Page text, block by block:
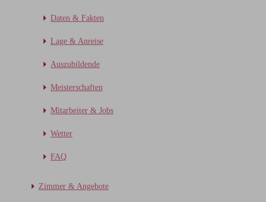
Daten & Fakten
Lage & Anreise
Auszubildende
Meisterschaften
Mitarbeiter & Jobs
Wetter
FAQ
Zimmer & Angebote